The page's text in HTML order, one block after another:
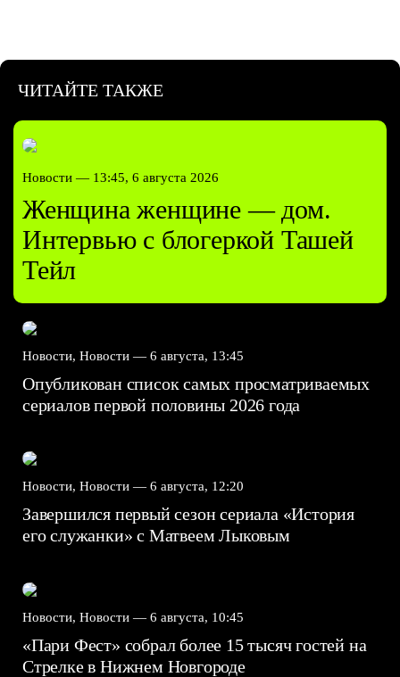
ЧИТАЙТЕ ТАКЖЕ
Новости — 13:45, 6 августа 2026
Женщина женщине — дом.
Интервью с блогеркой Ташей
Тейл
Новости, Новости — 6 августа, 13:45
Опубликован список самых просматриваемых
сериалов первой половины 2026 года
Новости, Новости — 6 августа, 12:20
Завершился первый сезон сериала «История
его служанки» с Матвеем Лыковым
Новости, Новости — 6 августа, 10:45
«Пари Фест» собрал более 15 тысяч гостей на
Стрелке в Нижнем Новгороде